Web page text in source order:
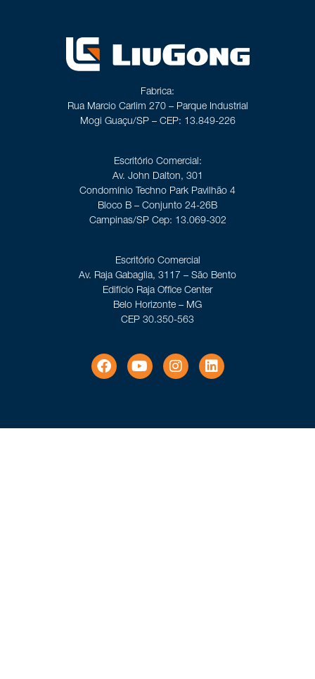
Fabrica:
Rua Marcio Carlim 270 – Parque Industrial
Mogi Guaçu/SP – CEP: 13.849-226
Escritório Comercial:
Av. John Dalton, 301
Condomínio Techno Park Pavilhão 4
Bloco B – Conjunto 24-26B
Campinas/SP Cep: 13.069-302
Escritório Comercial
Av. Raja Gabaglia, 3117 – São Bento
Edifício Raja Office Center
Belo Horizonte – MG
CEP 30.350-563